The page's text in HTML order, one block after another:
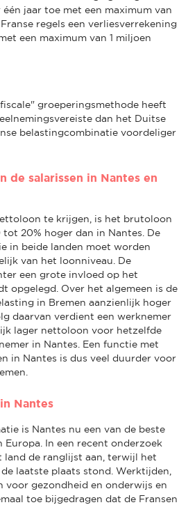
jaar toe met een maximum van
regels een verliesverrekening
een maximum van 1 miljoen
groeperingsmethode heeft
dan het Duitse
belastingcombinatie voordeliger
de salarissen in Nantes en
te krijgen, is het brutoloon
tot 20% hoger dan in Nantes. De
in beide landen moet worden
van het loonniveau. De
een grote invloed op het
opgelegd. Over het algemeen is de
in Bremen aanzienlijk hoger
daarvan verdient een werknemer
lager nettoloon voor hetzelfde
in Nantes. Een functie met
in Nantes is dus veel duurder voor
Nantes
is Nantes nu een van de beste
Europa. In een recent onderzoek
land de ranglijst aan, terwijl het
laatste plaats stond. Werktijden,
voor gezondheid en onderwijs en
toe bijgedragen dat de Fransen